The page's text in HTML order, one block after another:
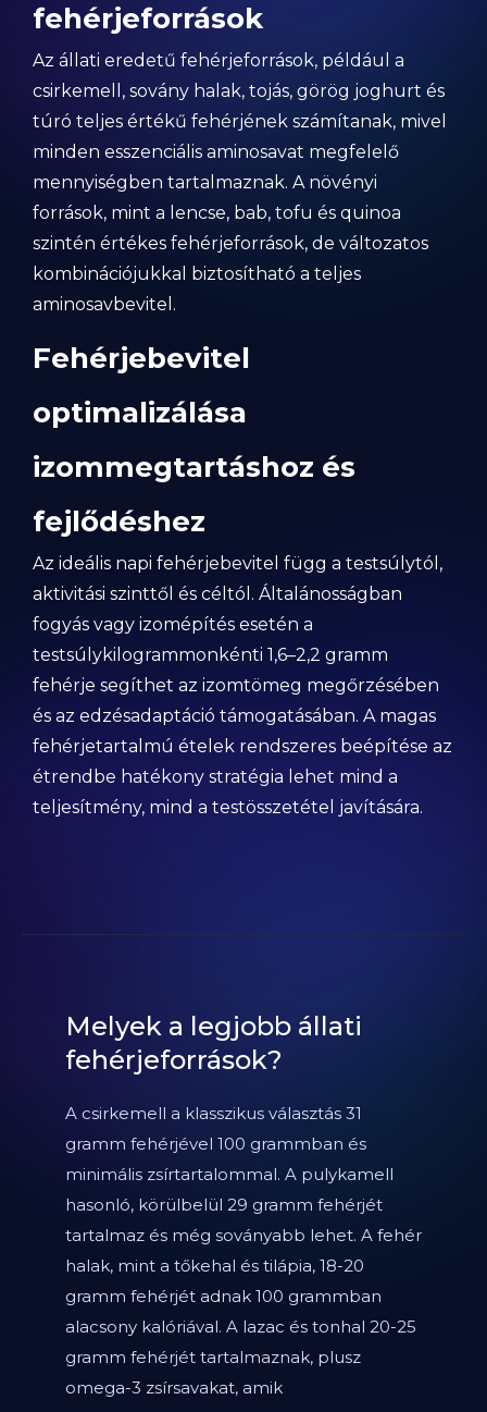
fehérjeforrások
Az állati eredetű fehérjeforrások, például a
csirkemell, sovány halak, tojás, görög joghurt és
túró teljes értékű fehérjének számítanak, mivel
minden esszenciális aminosavat megfelelő
mennyiségben tartalmaznak. A növényi
források, mint a lencse, bab, tofu és quinoa
szintén értékes fehérjeforrások, de változatos
kombinációjukkal biztosítható a teljes
aminosavbevitel.
Fehérjebevitel
optimalizálása
izommegtartáshoz és
fejlődéshez
Az ideális napi fehérjebevitel függ a testsúlytól,
aktivitási szinttől és céltól. Általánosságban
fogyás vagy izomépítés esetén a
testsúlykilogrammonkénti 1,6–2,2 gramm
fehérje segíthet az izomtömeg megőrzésében
és az edzésadaptáció támogatásában. A magas
fehérjetartalmú ételek rendszeres beépítése az
étrendbe hatékony stratégia lehet mind a
teljesítmény, mind a testösszetétel javítására.
Melyek a legjobb állati
fehérjeforrások?
A csirkemell a klasszikus választás 31
gramm fehérjével 100 grammban és
minimális zsírtartalommal. A pulykamell
hasonló, körülbelül 29 gramm fehérjét
tartalmaz és még soványabb lehet. A fehér
halak, mint a tőkehal és tilápia, 18-20
gramm fehérjét adnak 100 grammban
alacsony kalóriával. A lazac és tonhal 20-25
gramm fehérjét tartalmaznak, plusz
omega-3 zsírsavakat, amik